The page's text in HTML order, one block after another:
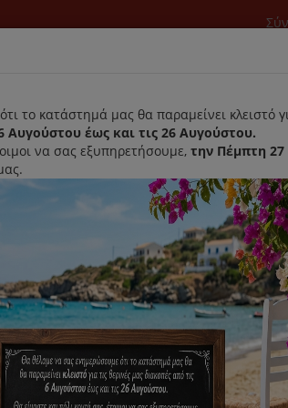
Παραλαβή- Παράδοση Κατ'οικον
Χύτρας Izzy Fast And
: 222915
:
Παράδοση Σε 1-3 Ημέρες
το κατάστημά μας θα παραμείνει κλειστό
Αυγούστου έως και τις 26 Αυγούστου.
να σας εξυπηρετήσουμε, την Πέμπτη 27